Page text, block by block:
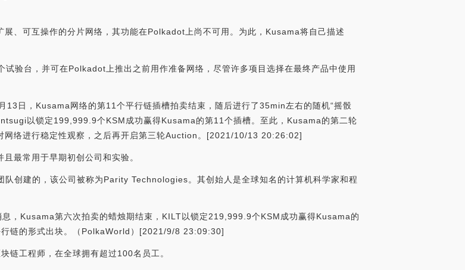
、可互操作的分片网络，其功能在Polkadot上尚不可用。为此，Kusama将自己描述
验台，并可在Polkadot上推出之前用作准备网络，尽管许多项目选择在最终产品中使用
日，Kusama网络的第11个平行链插槽拍卖结束，随后进行了35min左右的随机“摇骰
以锁定199,999.9个KSM成功赢得Kusama的第11个插槽。至此，Kusama的第二轮
网络进行稳定性观察，之后再开启第三轮Auction。[2021/10/13 20:26:02]
最常用于早期初创公司和实验。
创建的，该公司被称为Parity Technologies。其创始人是全球知名的计算机科学家和程
，Kusama第六次拍卖的蜡烛期结束，KILT以锁定219,999.9个KSM成功赢得Kusama的
链的形式出块。（PolkaWorld）[2021/9/8 23:09:30]
链工程师，在全球拥有超过100名员工。